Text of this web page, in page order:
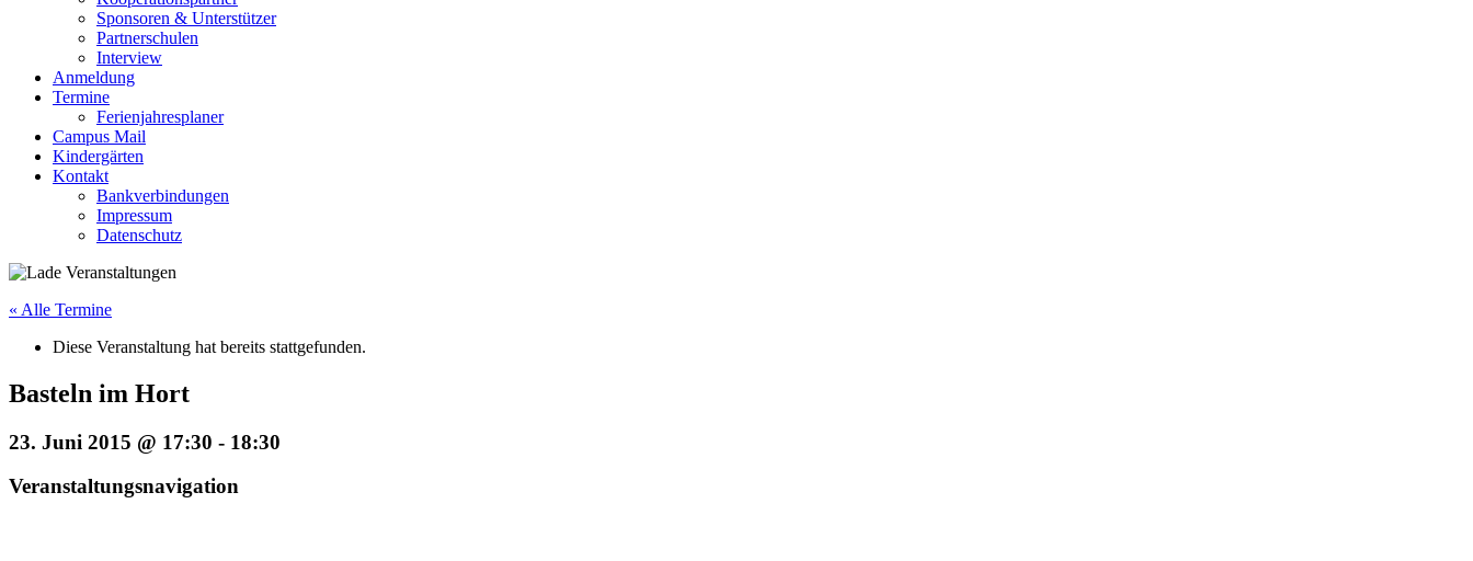
Sponsoren & Unterstützer
Partnerschulen
Interview
Anmeldung
Termine
Ferienjahresplaner
Campus Mail
Kindergärten
Kontakt
Bankverbindungen
Impressum
Datenschutz
« Alle Termine
Diese Veranstaltung hat bereits stattgefunden.
Basteln im Hort
23. Juni 2015 @ 17:30 - 18:30
Veranstaltungsnavigation